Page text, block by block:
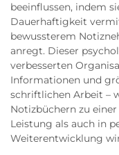
beeinflussen, indem
Dauerhaftigkeit
bewussterem
anregt. Dieser
verbesserten
Informationen und
schriftlichen Arbeit –
Notizbüchern zu
Leistung als auch in
Weiterentwicklung